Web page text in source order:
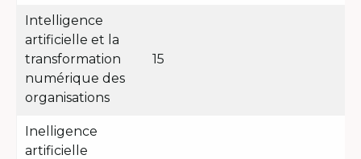
Intelligence
artificielle et la
transformation
numérique des
organisations
15
Inelligence
artificielle